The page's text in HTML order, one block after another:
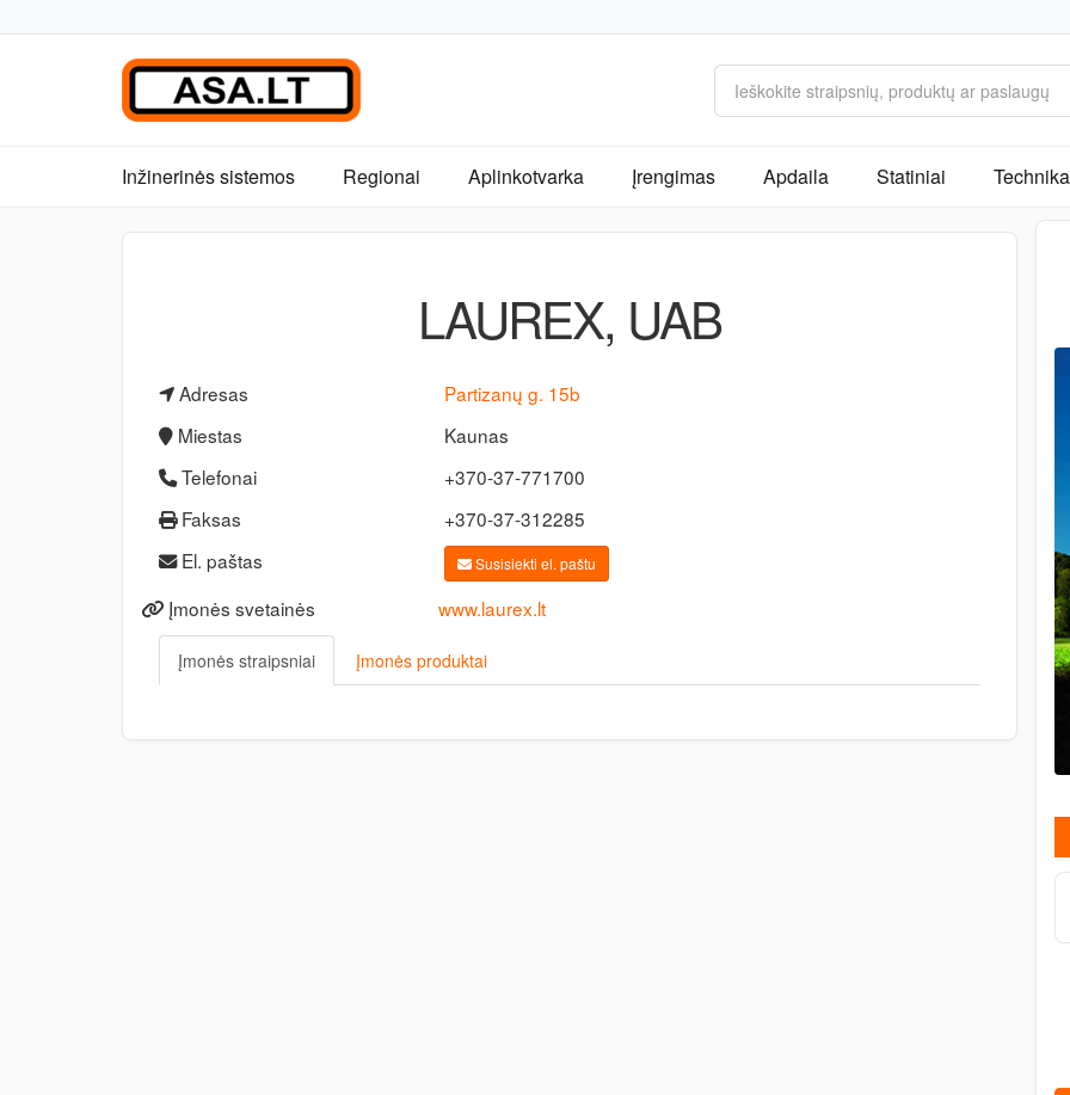
Inžinerinės sistemos Regionai Aplinkotvarka Įrengimas Apdaila Statiniai
LAUREX, UAB
Adresas
Partizanų g. 15b
Miestas
Kaunas
Telefonai
+370-37-771700
Faksas
+370-37-312285
El. paštas
Susisiekti el. paštu
Įmonės svetainės www.laurex.lt
Įmonės straipsniai Įmonės produktai